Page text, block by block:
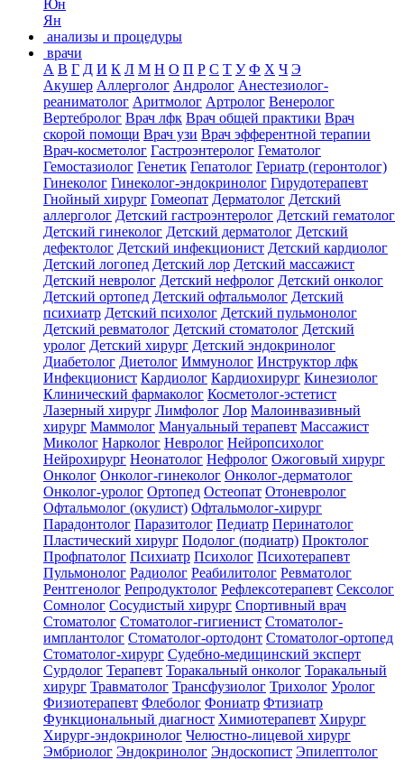
Юн
Ян
анализы и процедуры
врачи
А В Г Д И К Л М Н О П Р С Т У Ф Х Ч Э
Акушер Аллерголог Андролог Анестезиолог-
реаниматолог Аритмолог Артролог Венеролог
Вертебролог Врач лфк Врач общей практики Врач
скорой помощи Врач узи Врач эфферентной терапии
Врач-косметолог Гастроэнтеролог Гематолог
Гемостазиолог Генетик Гепатолог Гериатр (геронтолог)
Гинеколог Гинеколог-эндокринолог Гирудотерапевт
Гнойный хирург Гомеопат Дерматолог Детский
аллерголог Детский гастроэнтеролог Детский гематолог
Детский гинеколог Детский дерматолог Детский
дефектолог Детский инфекционист Детский кардиолог
Детский логопед Детский лор Детский массажист
Детский невролог Детский нефролог Детский онколог
Детский ортопед Детский офтальмолог Детский
психиатр Детский психолог Детский пульмонолог
Детский ревматолог Детский стоматолог Детский
уролог Детский хирург Детский эндокринолог
Диабетолог Диетолог Иммунолог Инструктор лфк
Инфекционист Кардиолог Кардиохирург Кинезиолог
Клинический фармаколог Косметолог-эстетист
Лазерный хирург Лимфолог Лор Малоинвазивный
хирург Маммолог Мануальный терапевт Массажист
Миколог Нарколог Невролог Нейропсихолог
Нейрохирург Неонатолог Нефролог Ожоговый хирург
Онколог Онколог-гинеколог Онколог-дерматолог
Онколог-уролог Ортопед Остеопат Отоневролог
Офтальмолог (окулист) Офтальмолог-хирург
Парадонтолог Паразитолог Педиатр Перинатолог
Пластический хирург Подолог (подиатр) Проктолог
Профпатолог Психиатр Психолог Психотерапевт
Пульмонолог Радиолог Реабилитолог Ревматолог
Рентгенолог Репродуктолог Рефлексотерапевт Сексолог
Сомнолог Сосудистый хирург Спортивный врач
Стоматолог Стоматолог-гигиенист Стоматолог-
имплантолог Стоматолог-ортодонт Стоматолог-ортопед
Стоматолог-хирург Судебно-медицинский эксперт
Сурдолог Терапевт Торакальный онколог Торакальный
хирург Травматолог Трансфузиолог Трихолог Уролог
Физиотерапевт Флеболог Фониатр Фтизиатр
Функциональный диагност Химиотерапевт Хирург
Хирург-эндокринолог Челюстно-лицевой хирург
Эмбриолог Эндокринолог Эндоскопист Эпилептолог